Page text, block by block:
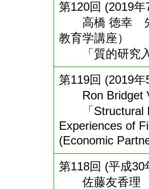
第120回 (2019年
高橋 徳幸 先
教育学講座）
「質的研究入
第119回 (2019年
Ron Bridget
「Structural
Experiences of
(Economic
第118回 (平成30
佐藤友香理